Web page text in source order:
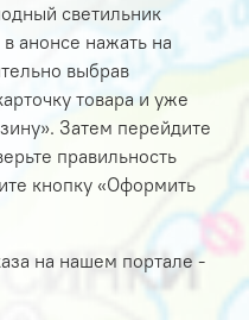
светильник
анонсе нажать на
выбрав
товара и уже
Затем перейдите
правильность
кнопку «Оформить
на нашем портале -